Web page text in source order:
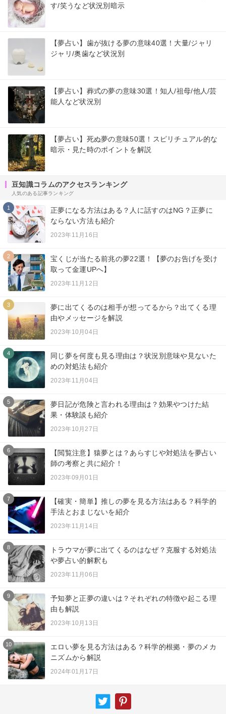
す/笑うなど状況別暗示
【夢占い】歯が抜ける夢の意味40選！大量/ジャリ
ジャリ/奥歯など状況別
【夢占い】葬式の夢の意味30選！知人/祖母/他人/芸
能人など状況別
【夢占い】死ぬ夢の意味50選！スピリチュアル的な
暗示・見た時のポイントを解説
豆知識コラムのアクセスランキング
人気のある記事ランキング
1
正夢になる方法はある？人に話すのはNG？正夢に
ならない方法も紹介
2023年11月16日
2
宝くじが当たる前兆の夢22選！【夢のお告げを受け
取って金運UPへ】
2023年11月12日
3
夢に出てくるのは相手が想ってるから？出てくる理
由やメッセージを解説
2023年10月04日
4
同じ夢を何度も見る理由は？状況別意味や見ないた
めの対処法も紹介
2023年11月04日
5
夢日記が危険と言われる理由は？効果やつけた結
果・体験談も紹介
2023年10月27日
6
【閲覧注意】猿夢とは？あらすじや対処法を夢占い
師の考察と共に紹介！
2023年09月01日
7
【確実・簡単】推しの夢を見る方法はある？科学的
手法とおまじないを紹介
2023年11月14日
8
トラウマが夢に出てくるのはなぜ？克服する対処法
や夢占い的解釈も
2023年11月06日
9
予知夢と正夢の違いは？それぞれの特徴や起こる理
由も解説
2023年10月13日
10
エロい夢を見る方法はある？科学的根拠・夢のメカ
ニズムから解説
2024年01月17日